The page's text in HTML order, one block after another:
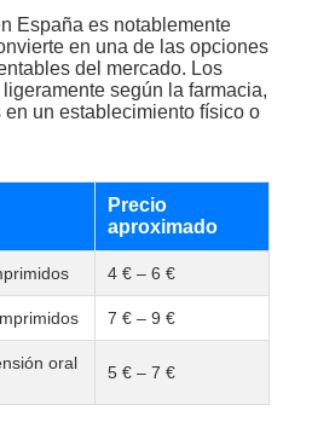
España es notablemente
en una de las opciones
del mercado. Los
según la farmacia,
en un establecimiento físico o
Precio
aproximado
4 € – 6 €
7 € – 9 €
oral
5 € – 7 €